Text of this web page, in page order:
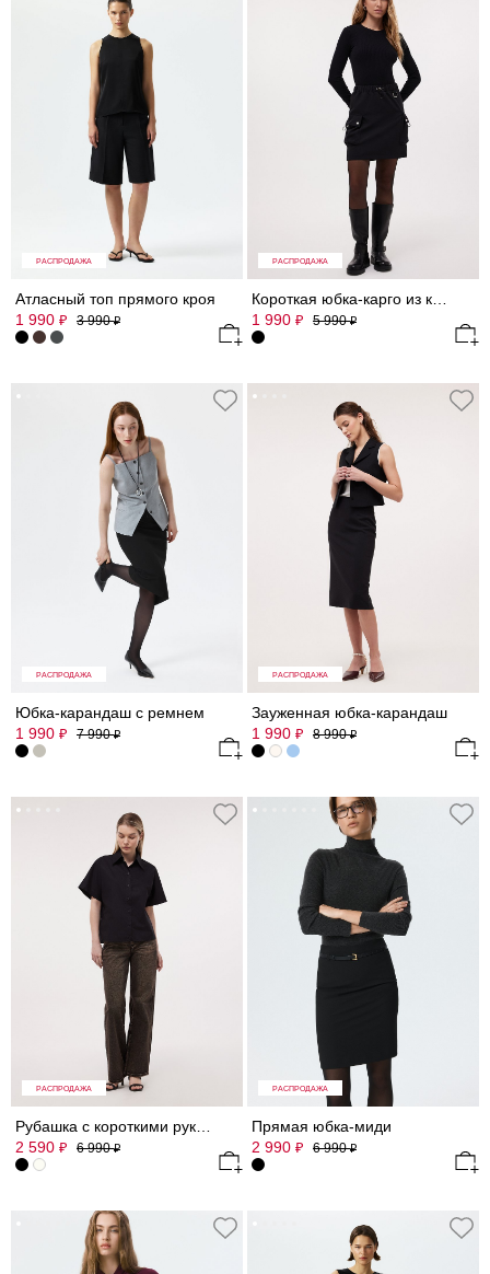
РАСПРОДАЖА
Атласный топ прямого кроя
1 990 ₽ 3 990₽
РАСПРОДАЖА
Короткая юбка-карго из костюмной ткани
1 990 ₽ 5 990₽
РАСПРОДАЖА
Юбка-карандаш с ремнем
1 990 ₽ 7 990₽
РАСПРОДАЖА
Зауженная юбка-карандаш
1 990 ₽ 8 990₽
РАСПРОДАЖА
2 590 ₽ 6 990₽
РАСПРОДАЖА
Прямая юбка-миди
2 990 ₽ 6 990₽